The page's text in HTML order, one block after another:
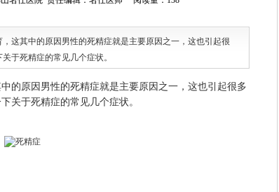
其中的原因男性的死精症就是主要原因之一，这也引起很
于死精症的常见几个症状。
原因男性的死精症就是主要原因之一，这也引起很多
关于死精症的常见几个症状。